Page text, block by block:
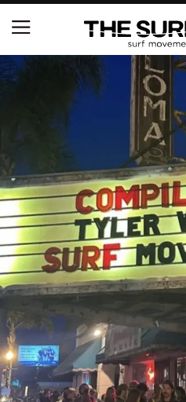
NSAと茅ヶ崎市が包括
協定は全国初、サーフィ
【五十嵐カノア独占イ
ックとの豪華プライベ
S.ONE ショート＆ロン
橋みなと）
ニュース
製品情報
試合
ハウツー